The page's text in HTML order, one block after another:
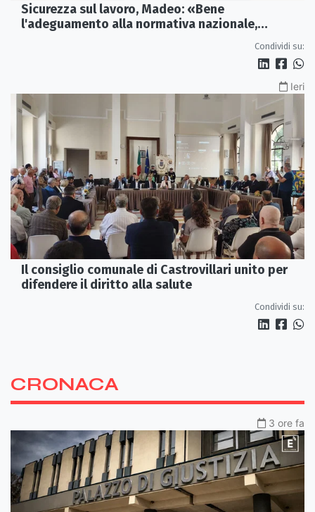
Sicurezza sul lavoro, Madeo: «Bene
l'adeguamento alla normativa nazionale,
Condividi su:
Ieri
Il consiglio comunale di Castrovillari unito per
difendere il diritto alla salute
Condividi su:
CRONACA
3 ore fa